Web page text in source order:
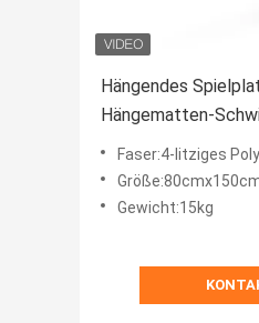
Hängendes
Hängematten-
Vandalismus-
Kombinations-Seil im
Faser:4-litziges
Gewicht:15kg